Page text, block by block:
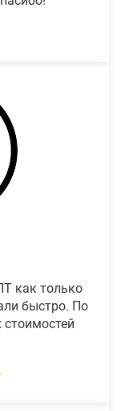
как только
быстро. По